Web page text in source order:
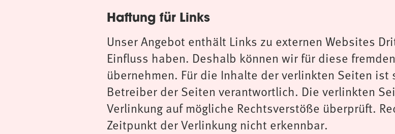
Haftung für Links
Unser Angebot enthält Links zu externen Websites
Einfluss haben. Deshalb können wir für diese
übernehmen. Für die Inhalte der verlinkten Seiten
Betreiber der Seiten verantwortlich. Die verlinkten
Verlinkung auf mögliche Rechtsverstöße überprüft.
Zeitpunkt der Verlinkung nicht erkennbar.